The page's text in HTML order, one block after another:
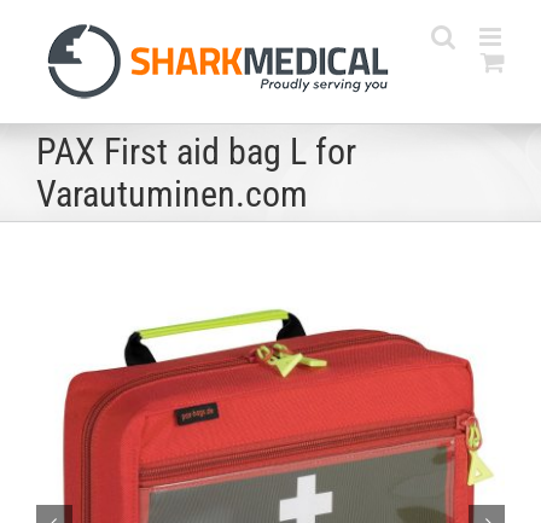
content
PAX First aid bag L for
Varautuminen.com